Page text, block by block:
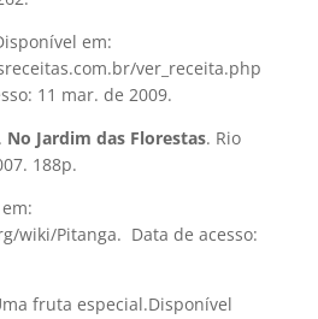
em:
ver_receita.php
11 mar. de 2009.
No Jardim das Florestas. Rio
188p.
wiki/Pitanga. Data de acesso:
fruta especial.Disponível